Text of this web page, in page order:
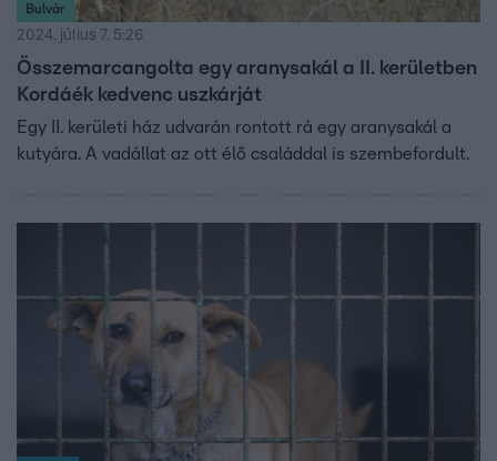
Bulvár
2024. július 7. 5:26
Összemarcangolta egy aranysakál a II. kerületben
Kordáék kedvenc uszkárját
Egy II. kerületi ház udvarán rontott rá egy aranysakál a
kutyára. A vadállat az ott élő családdal is szembefordult.